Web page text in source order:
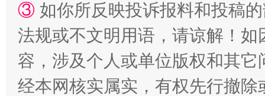
③ 如你所反映投诉报料和投稿
法规或不文明用语，请谅解！
容，涉及个人或单位版权和其它
经本网核实属实，有权先行撤